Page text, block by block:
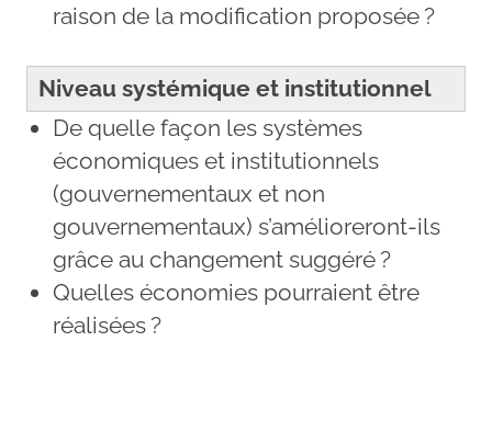
raison de la modification proposée ?
Niveau systémique et institutionnel
De quelle façon les systèmes
économiques et institutionnels
(gouvernementaux et non
gouvernementaux) s’amélioreront-ils
grâce au changement suggéré ?
Quelles économies pourraient être
réalisées ?